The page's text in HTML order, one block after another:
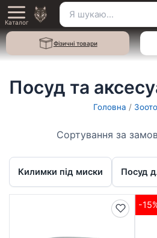
Перейти
до
вмісту
Main
Menu
Каталог
Пошук
для:
Фізичні товари
Посуд та
Головна /
Килимки під миски Посуд
-